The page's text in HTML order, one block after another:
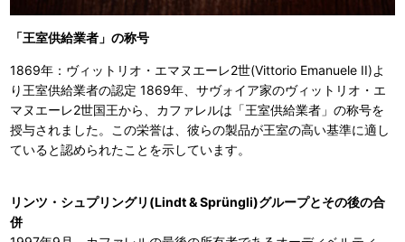
「王室供給業者」の称号
1869年：ヴィットリオ・エマヌエーレ2世(Vittorio Emanuele II)よ
り王室供給業者の認定 1869年、サヴォイア家のヴィットリオ・エ
マヌエーレ2世国王から、カファレルは「王室供給業者」の称号を
授与されました。この栄誉は、彼らの製品が王室の高い基準に適し
ていると認められたことを示しています。
リンツ・シュプリングリ(Lindt & Sprüngli)グループとその後の合
併